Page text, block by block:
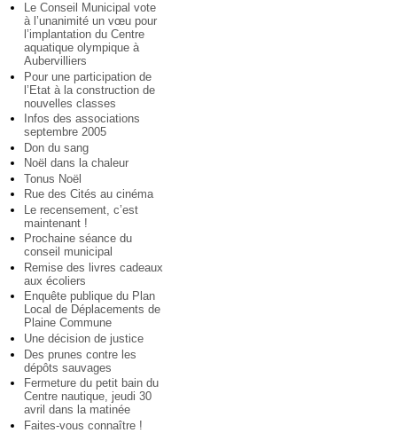
Le Conseil Municipal vote
à l’unanimité un vœu pour
l’implantation du Centre
aquatique olympique à
Aubervilliers
Pour une participation de
l’Etat à la construction de
nouvelles classes
Infos des associations
septembre 2005
Don du sang
Noël dans la chaleur
Tonus Noël
Rue des Cités au cinéma
Le recensement, c’est
maintenant !
Prochaine séance du
conseil municipal
Remise des livres cadeaux
aux écoliers
Enquête publique du Plan
Local de Déplacements de
Plaine Commune
Une décision de justice
Des prunes contre les
dépôts sauvages
Fermeture du petit bain du
Centre nautique, jeudi 30
avril dans la matinée
Faites-vous connaître !